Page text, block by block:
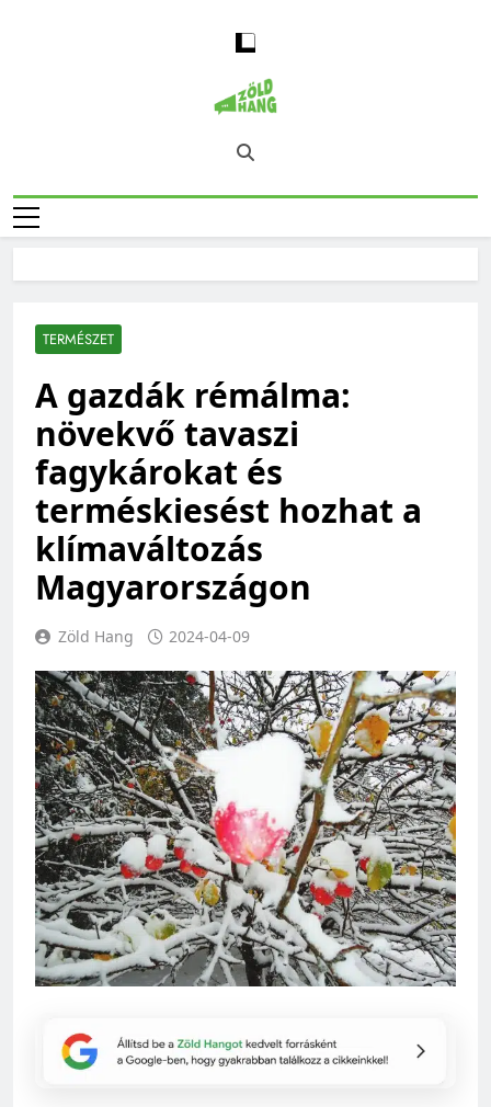
Magyarország
Zöld Hangja
Zöld Hang – Természet, Klímaváltozás,
Fenntarthatóság, Jövő
TERMÉSZET
A gazdák rémálma:
növekvő tavaszi
fagykárokat és
terméskiesést hozhat a
klímaváltozás
Magyarországon
Zöld Hang 2024-04-09